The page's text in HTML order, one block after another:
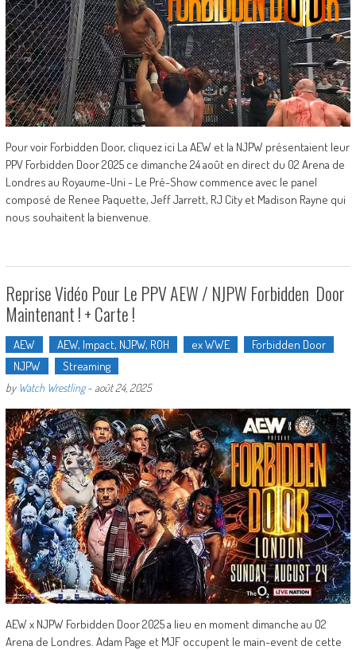
Pour voir Forbidden Door, cliquez ici La AEW et la NJPW présentaient leur
PPV Forbidden Door 2025 ce dimanche 24 août en direct du O2 Arena de
Londres au Royaume-Uni - Le Pré-Show commence avec le panel
composé de Renee Paquette, Jeff Jarrett, RJ City et Madison Rayne qui
nous souhaitent la bienvenue.
Reprise Vidéo Pour Le PPV AEW / NJPW Forbidden Door
Maintenant ! + Carte !
AEW AEW, Impact, NJPW, ROH ex WWE
Forbidden Door
NJPW
Streaming
by Watch Wrestling- août 24, 2025
AEW x NJPW Forbidden Door 2025 a lieu en moment dimanche au O2
Arena de Londres. Adam Page et MJF occupent le main-event de cette